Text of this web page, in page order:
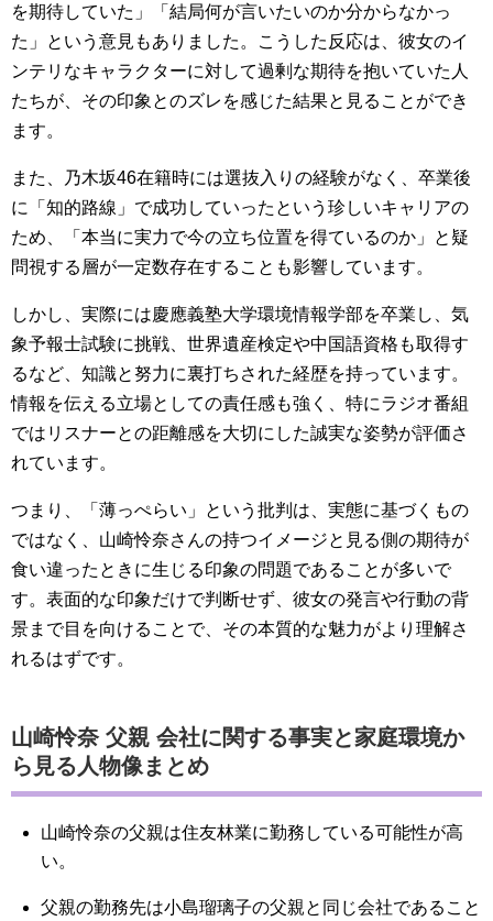
を期待していた」「結局何が言いたいのか分からなかっ
た」という意見もありました。こうした反応は、彼女のイ
ンテリなキャラクターに対して過剰な期待を抱いていた人
たちが、その印象とのズレを感じた結果と見ることができ
ます。
また、乃木坂46在籍時には選抜入りの経験がなく、卒業後
に「知的路線」で成功していったという珍しいキャリアの
ため、「本当に実力で今の立ち位置を得ているのか」と疑
問視する層が一定数存在することも影響しています。
しかし、実際には慶應義塾大学環境情報学部を卒業し、気
象予報士試験に挑戦、世界遺産検定や中国語資格も取得す
るなど、知識と努力に裏打ちされた経歴を持っています。
情報を伝える立場としての責任感も強く、特にラジオ番組
ではリスナーとの距離感を大切にした誠実な姿勢が評価さ
れています。
つまり、「薄っぺらい」という批判は、実態に基づくもの
ではなく、山崎怜奈さんの持つイメージと見る側の期待が
食い違ったときに生じる印象の問題であることが多いで
す。表面的な印象だけで判断せず、彼女の発言や行動の背
景まで目を向けることで、その本質的な魅力がより理解さ
れるはずです。
山崎怜奈 父親 会社に関する事実と家庭環境か
ら見る人物像まとめ
山崎怜奈の父親は住友林業に勤務している可能性が高
い。
父親の勤務先は小島瑠璃子の父親と同じ会社であること